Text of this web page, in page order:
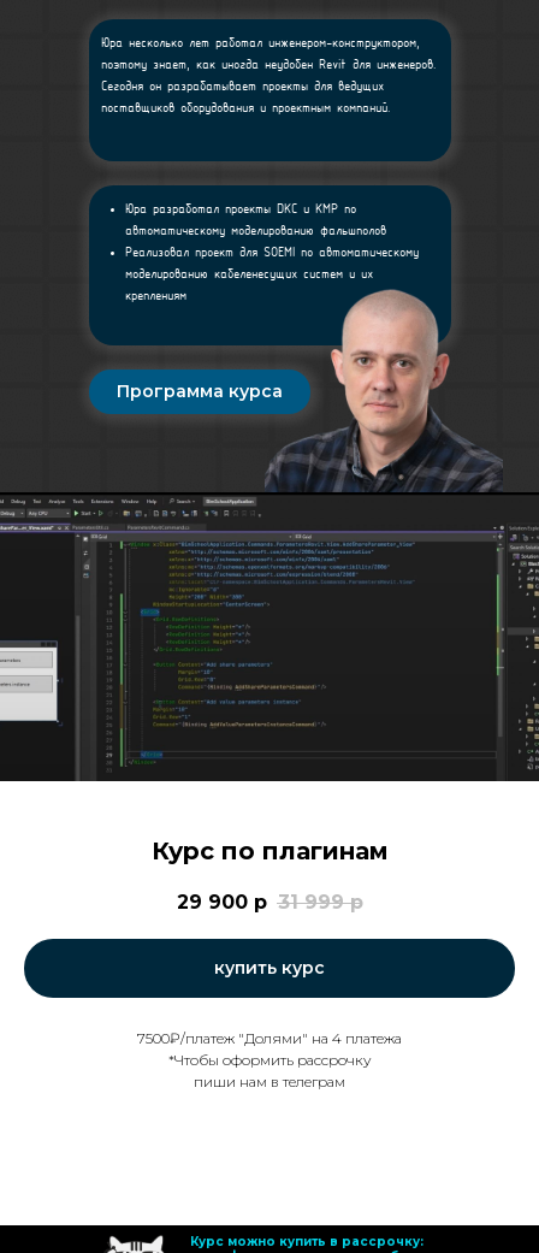
Юра несколько лет работал инженером-конструктором,
поэтому знает, как иногда неудобен Revit для инженеров.
Сегодня он разрабатывает проекты для ведущих
поставщиков оборудования и проектным компаний.
Юра разработал проекты DKC и KMP по
автоматическому моделированию фальшполов
Реализовал проект для SOEMI по автоматическому
моделированию кабеленесущих систем и их
креплениям
Программа курса
Курс по плагинам
29 900 р 31 999 р
купить курс
7500₽/платеж "Долями" на 4 платежа
*Чтобы оформить рассрочку
пиши нам в телеграм
Курс можно купить в рассрочку: